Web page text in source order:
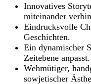
Innovatives
miteinander
Eindrucksvolle
Geschichten.
Ein dynamischer
Zeitebene anpasst.
Wehmütiger,
sowjetischer